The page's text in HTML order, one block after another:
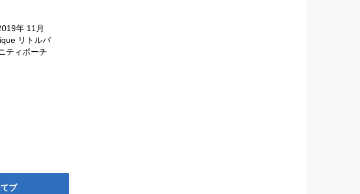
年 11月
リトルパ
ティポーチ
ブ